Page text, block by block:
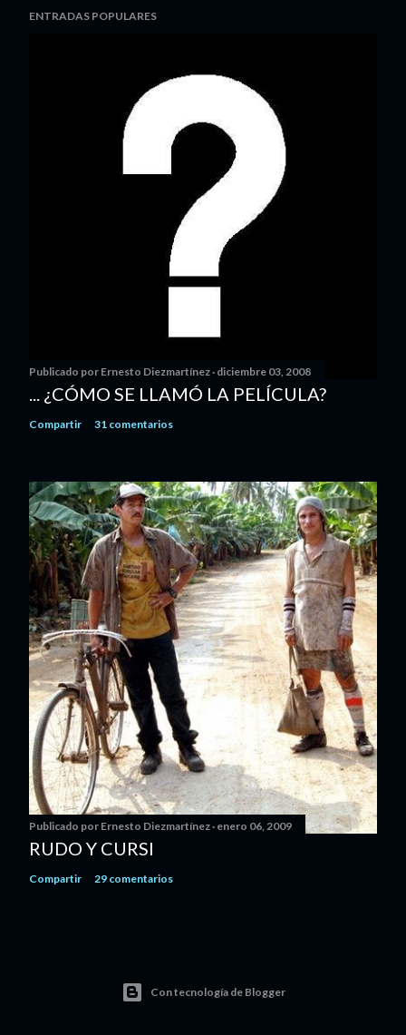
ENTRADAS POPULARES
Publicado por Ernesto Diezmartínez diciembre 03, 2008
... ¿CÓMO SE LLAMÓ LA PELÍCULA?
Compartir 31 comentarios
Publicado por Ernesto Diezmartínez enero 06, 2009
RUDO Y CURSI
Compartir 29 comentarios
Con tecnología de Blogger